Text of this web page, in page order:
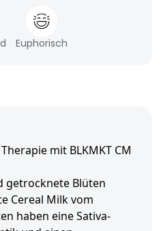
Euphorisch
mit BLKMKT CM
getrocknete Blüten
Cereal Milk vom
haben eine Sativa-